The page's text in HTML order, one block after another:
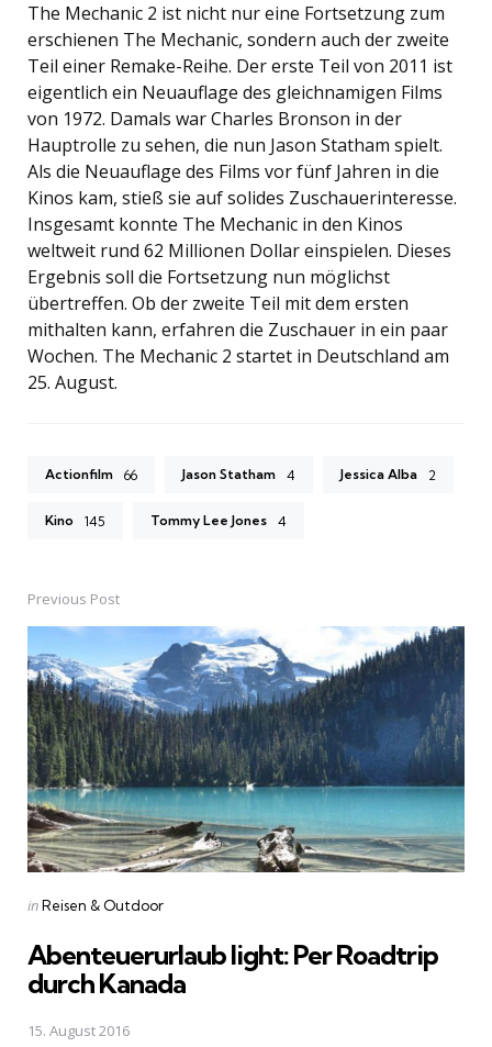
The Mechanic 2 ist nicht nur eine Fortsetzung zum
erschienen The Mechanic, sondern auch der zweite
Teil einer Remake-Reihe. Der erste Teil von 2011 ist
eigentlich ein Neuauflage des gleichnamigen Films
von 1972. Damals war Charles Bronson in der
Hauptrolle zu sehen, die nun Jason Statham spielt.
Als die Neuauflage des Films vor fünf Jahren in die
Kinos kam, stieß sie auf solides Zuschauerinteresse.
Insgesamt konnte The Mechanic in den Kinos
weltweit rund 62 Millionen Dollar einspielen. Dieses
Ergebnis soll die Fortsetzung nun möglichst
übertreffen. Ob der zweite Teil mit dem ersten
mithalten kann, erfahren die Zuschauer in ein paar
Wochen. The Mechanic 2 startet in Deutschland am
25. August.
Actionfilm 66 Jason Statham 4 Jessica Alba 2
Kino 145 Tommy Lee Jones 4
Post
navigation
Previous Post
Posted
inReisen & Outdoor
Abenteuerurlaub light: Per Roadtrip
durch Kanada
15. August 2016